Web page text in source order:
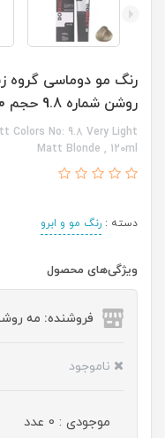
رنگ مو دوماسی گروه
روشن شماره 9.8 حجم 120 میلی لیتر
Colors No: 9.8 Very Light
Matt Blonde , 120ml
دسته : رنگ مو و ابرو
ویژگی‌های محصول
فروشنده: مه
ناموجود
موجودی : 0 عدد